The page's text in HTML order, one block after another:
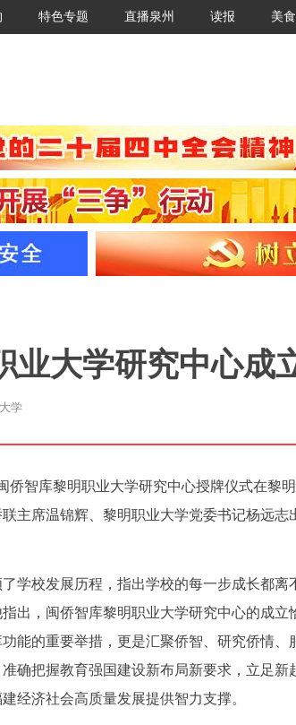
特色专题 直播泉州 读报 美食
业大学研究中心成
学
侨智库黎明职业大学研究中心授牌仪式在黎
主席温锦辉、黎明职业大学党委书记杨远
学校发展历程，指出学校的每一步成长都
出，闽侨智库黎明职业大学研究中心的成
能的重要举措，更是汇聚侨智、研究侨情
确把握教育强国建设新布局新要求，立足
经济社会高质量发展提供智力支撑。